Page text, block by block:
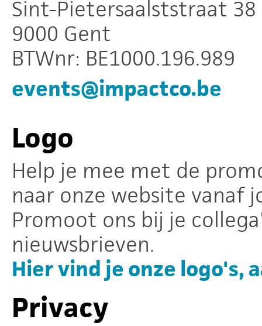
Sint-Pietersaalststraat 38
9000 Gent
BTWnr: BE1000.196.989
events@impactco.be
Logo
Help je mee met de
naar onze website vanaf
Promoot ons bij je
nieuwsbrieven.
Hier vind je onze logo's,
Privacy